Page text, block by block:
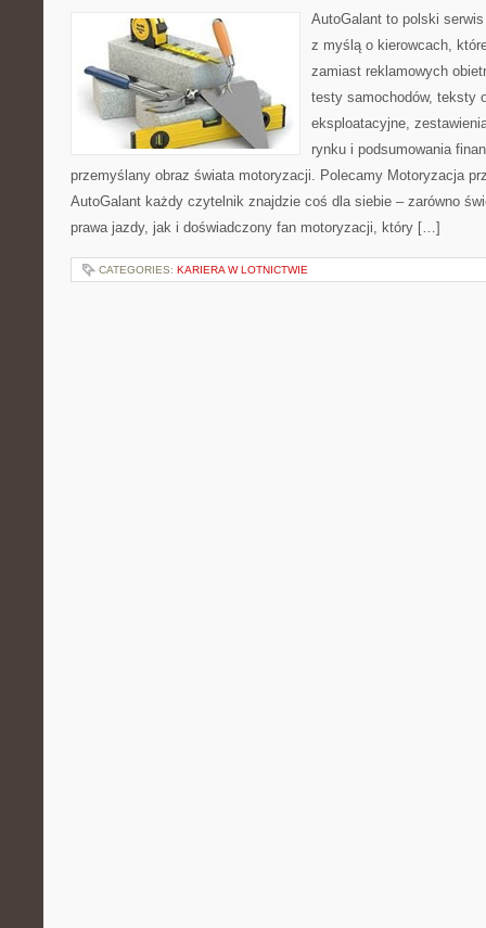
AutoGalant to polski
z myślą o kierowcach,
zamiast reklamowych
testy samochodów, teksty
eksploatacyjne,
rynku i podsumowania
przemyślany obraz świata motoryzacji. Polecamy Motoryzacja
AutoGalant każdy czytelnik znajdzie coś dla siebie – zarówno
prawa jazdy, jak i doświadczony fan motoryzacji, który […]
CATEGORIES: KARIERA W LOTNICTWIE